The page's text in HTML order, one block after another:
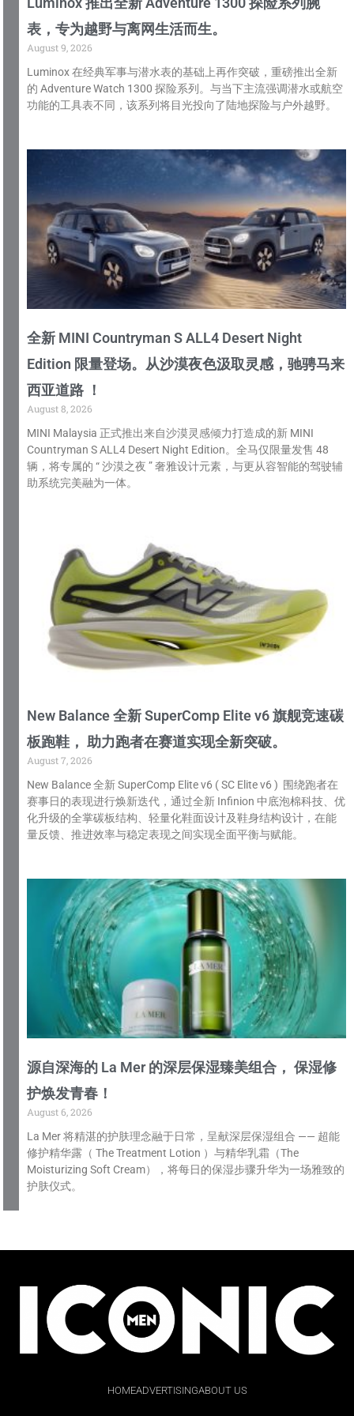
表，专为越野与离网生活而生。
August 9, 2026
Luminox 在经典军事与潜水表的基础上再作突破，重磅推出全新
的 Adventure Watch 1300 探险系列。与当下主流强调潜水或航空
功能的工具表不同，该系列将目光投向了陆地探险与户外越野。
全新 MINI Countryman S ALL4 Desert Night
Edition 限量登场。从沙漠夜色汲取灵感，驰骋马来
西亚道路 ！
August 8, 2026
MINI Malaysia 正式推出来自沙漠灵感倾力打造成的新 MINI
Countryman S ALL4 Desert Night Edition。全马仅限量发售 48
辆，将专属的 “ 沙漠之夜 ” 奢雅设计元素，与更从容智能的驾驶辅
助系统完美融为一体。
New Balance 全新 SuperComp Elite v6 旗舰竞速碳
板跑鞋， 助力跑者在赛道实现全新突破。
August 7, 2026
New Balance 全新 SuperComp Elite v6 ( SC Elite v6 ) 围绕跑者在
赛事日的表现进行焕新迭代，通过全新 Infinion 中底泡棉科技、优
化升级的全掌碳板结构、轻量化鞋面设计及鞋身结构设计，在能
量反馈、推进效率与稳定表现之间实现全面平衡与赋能。
源自深海的 La Mer 的深层保湿臻美组合， 保湿修
护焕发青春！
August 6, 2026
La Mer 将精湛的护肤理念融于日常，呈献深层保湿组合 —— 超能
修护精华露（ The Treatment Lotion ）与精华乳霜（The
Moisturizing Soft Cream），将每日的保湿步骤升华为一场雅致的
护肤仪式。
HOMEADVERTISINGABOUT US